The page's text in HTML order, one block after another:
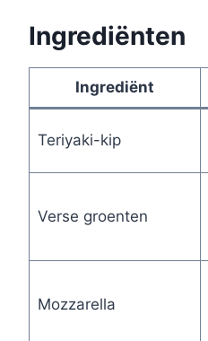
Ingrediënten
Ingrediënt
Teriyaki-kip
Verse groenten
Mozzarella